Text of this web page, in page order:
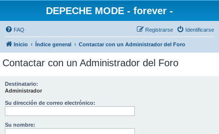
DEPECHE MODE - forever -
FAQ Identificarse
Registrarse
Inicio Índice general Contactar con un Administrador del Foro
Contactar con un Administrador del Foro
Destinatario:
Administrador
Su dirección de correo electrónico:
Su nombre: